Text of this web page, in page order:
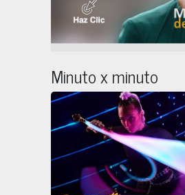
Minuto x minuto